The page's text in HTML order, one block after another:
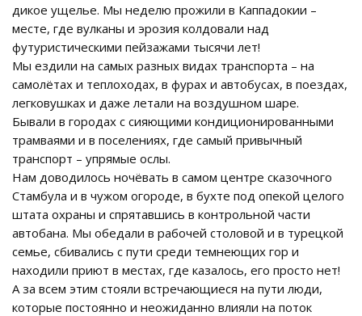
дикое ущелье. Мы неделю прожили в Каппадокии –
месте, где вулканы и эрозия колдовали над
футуристическими пейзажами тысячи лет!
Мы ездили на самых разных видах транспорта – на
самолётах и теплоходах, в фурах и автобусах, в поездах,
легковушках и даже летали на воздушном шаре.
Бывали в городах с сияющими кондиционированными
трамваями и в поселениях, где самый привычный
транспорт – упрямые ослы.
Нам доводилось ночёвать в самом центре сказочного
Стамбула и в чужом огороде, в бухте под опекой целого
штата охраны и спрятавшись в контрольной части
автобана. Мы обедали в рабочей столовой и в турецкой
семье, сбивались с пути среди темнеющих гор и
находили приют в местах, где казалось, его просто нет!
А за всем этим стояли встречающиеся на пути люди,
которые постоянно и неожиданно влияли на поток